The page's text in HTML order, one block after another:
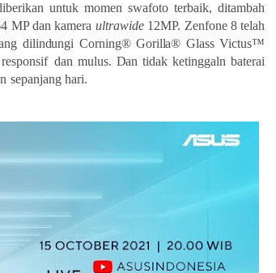
untuk momen swafoto terbaik, ditambah
MP dan kamera ultrawide 12MP. Zenfone 8 telah
dilindungi Corning® Gorilla® Glass Victus™
responsif dan mulus. Dan tidak ketinggaln baterai
sepanjang hari.